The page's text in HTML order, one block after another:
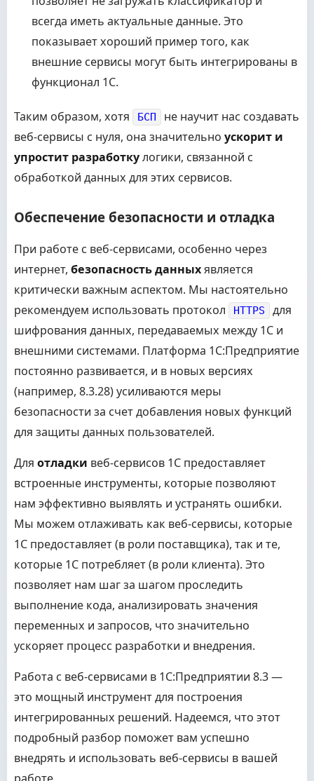
всегда иметь актуальные данные. Это
показывает хороший пример того, как
внешние сервисы могут быть интегрированы в
функционал 1С.
Таким образом, хотя БСП
не научит нас создавать
веб-сервисы с нуля, она значительно ускорит и
упростит разработкулогики, связанной с
обработкой данных для этих сервисов.
Обеспечение безопасности и отладка
При работе с веб-сервисами, особенно через
интернет, безопасность данныхявляется
критически важным аспектом. Мы настоятельно
рекомендуем использовать протокол
HTTPS
для
шифрования данных, передаваемых между 1С и
внешними системами. Платформа 1С:Предприятие
постоянно развивается, и в новых версиях
(например, 8.3.28) усиливаются меры
безопасности за счет добавления новых функций
для защиты данных пользователей.
Для отладки веб-сервисов 1С предоставляет
встроенные инструменты, которые позволяют
нам эффективно выявлять и устранять ошибки.
Мы можем отлаживать как веб-сервисы, которые
1С предоставляет (в роли поставщика), так и те,
которые 1С потребляет (в роли клиента). Это
позволяет нам шаг за шагом проследить
выполнение кода, анализировать значения
переменных и запросов, что значительно
ускоряет процесс разработки и внедрения.
Работа с веб-сервисами в 1С:Предприятии 8.3 —
это мощный инструмент для построения
интегрированных решений. Надеемся, что этот
подробный разбор поможет вам успешно
внедрять и использовать веб-сервисы в вашей